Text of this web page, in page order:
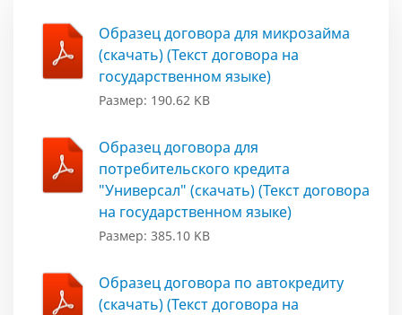
Образец договора для микрозайма
(скачать) (Текст договора на
государственном языке)
Размер: 190.62 KB
Образец договора для
потребительского кредита
"Универсал" (скачать) (Текст договора
на государственном языке)
Размер: 385.10 KB
Образец договора по автокредиту
(скачать) (Текст договора на